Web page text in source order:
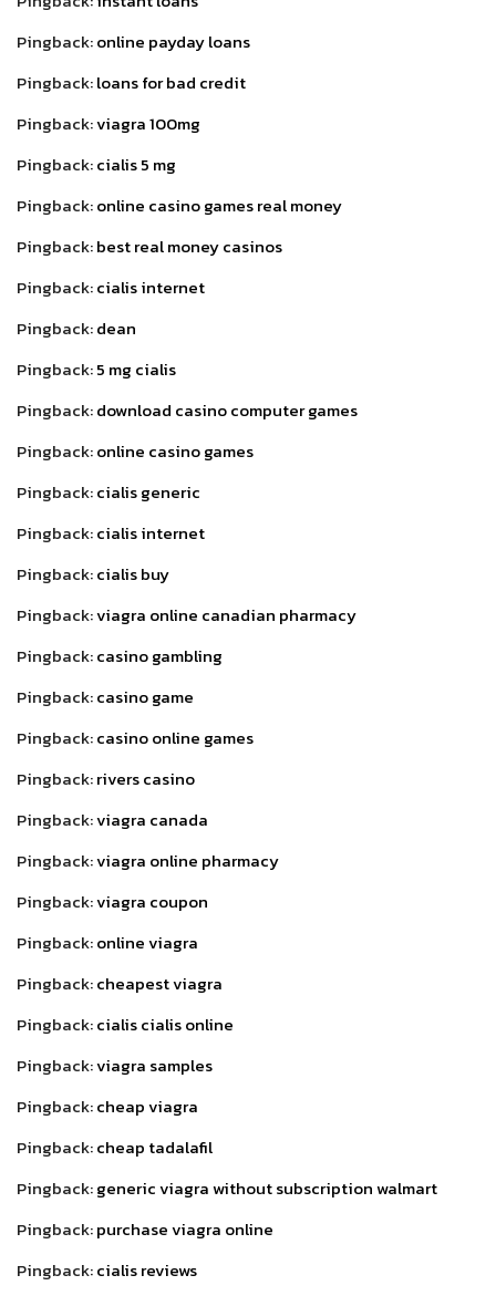
Pingback:online payday loans
Pingback:loans for bad credit
Pingback:viagra 100mg
Pingback:cialis 5 mg
Pingback:online casino games real money
Pingback:best real money casinos
Pingback:cialis internet
Pingback:dean
Pingback:5 mg cialis
Pingback:download casino computer games
Pingback:online casino games
Pingback:cialis generic
Pingback:cialis internet
Pingback:cialis buy
Pingback:viagra online canadian pharmacy
Pingback:casino gambling
Pingback:casino game
Pingback:casino online games
Pingback:rivers casino
Pingback:viagra canada
Pingback:viagra online pharmacy
Pingback:viagra coupon
Pingback:online viagra
Pingback:cheapest viagra
Pingback:cialis cialis online
Pingback:viagra samples
Pingback:cheap viagra
Pingback:cheap tadalafil
Pingback:generic viagra without subscription walmart
Pingback:purchase viagra online
Pingback:cialis reviews